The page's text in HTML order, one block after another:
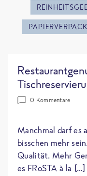
0 Kommentare
Manchmal darf es
bisschen mehr
Qualität. Mehr
es FRoSTA à la […]